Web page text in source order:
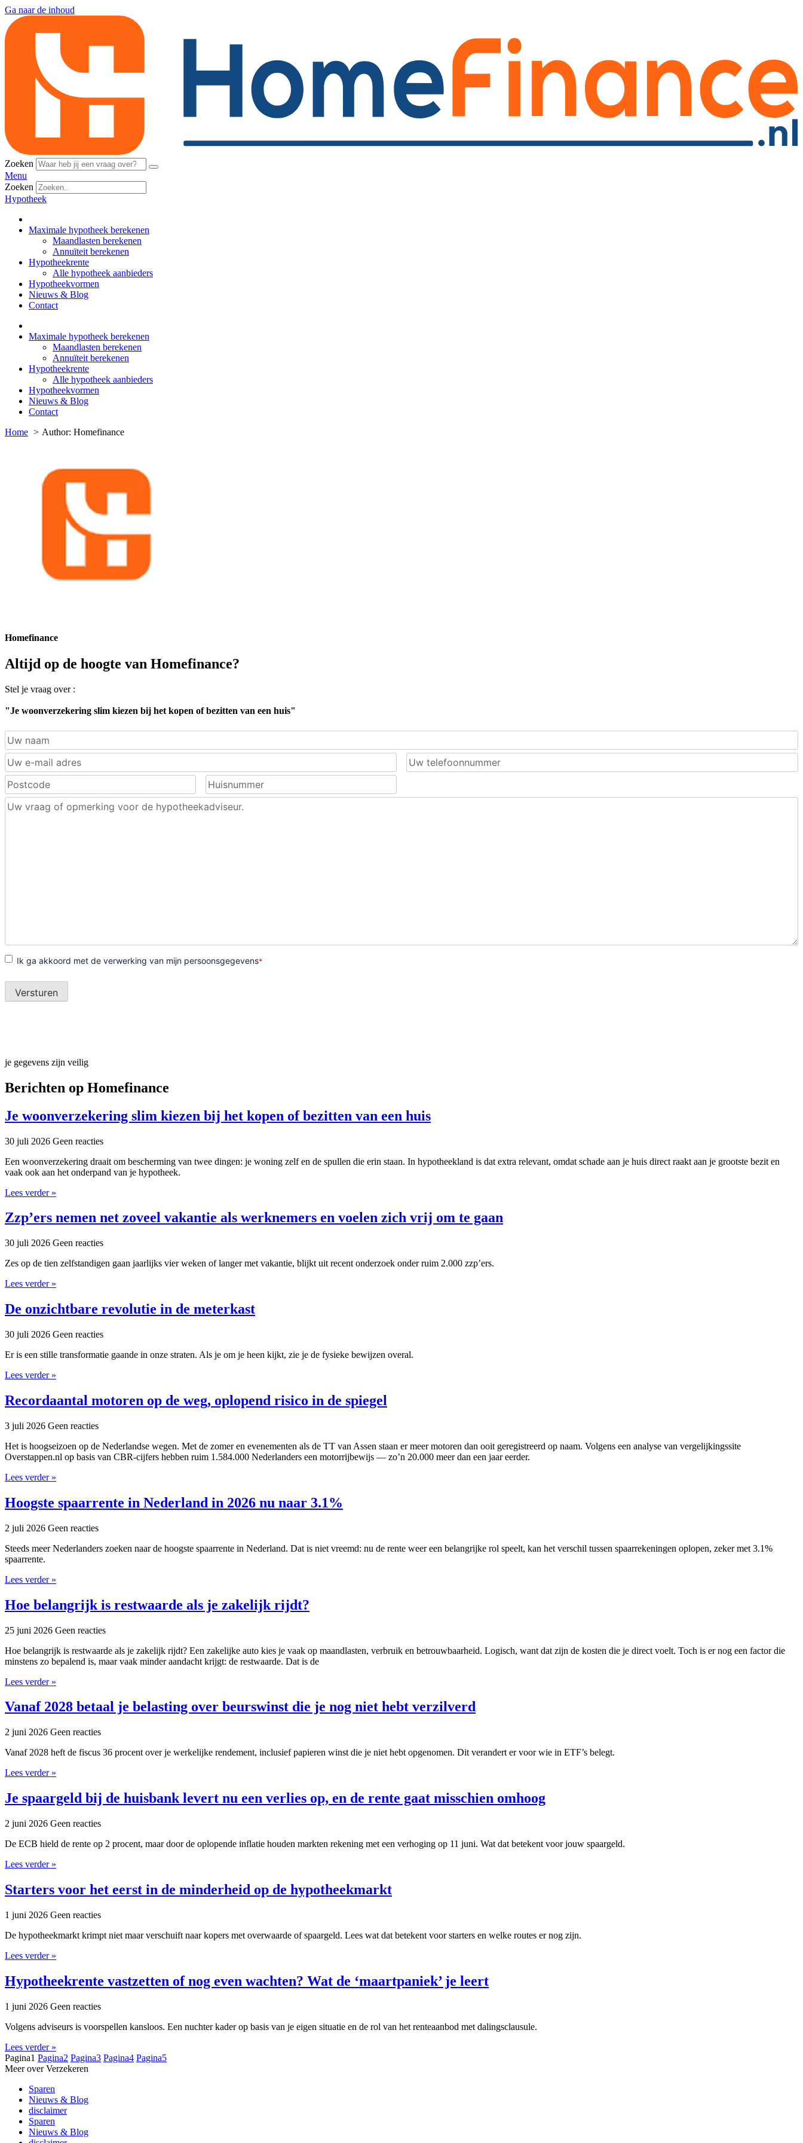
Ga naar de inhoud
Zoeken
Menu
Zoeken
Hypotheek
Maximale hypotheek berekenen
Maandlasten berekenen
Annuïteit berekenen
Hypotheekrente
Alle hypotheek aanbieders
Hypotheekvormen
Nieuws & Blog
Contact
Maximale hypotheek berekenen
Maandlasten berekenen
Annuïteit berekenen
Hypotheekrente
Alle hypotheek aanbieders
Hypotheekvormen
Nieuws & Blog
Contact
Home
Author: Homefinance
Homefinance
Altijd op de hoogte van Homefinance?
Stel je vraag over :
"Je woonverzekering slim kiezen bij het kopen of bezitten van een huis"
je gegevens zijn veilig
Berichten op Homefinance
Je woonverzekering slim kiezen bij het kopen of bezitten van een huis
30 juli 2026 Geen reacties
Een woonverzekering draait om bescherming van twee dingen: je woning zelf en de spullen die erin staan. In hypotheekland is dat extra relevant, omdat schade aan je huis direct raakt aan je grootste bezit en
vaak ook aan het onderpand van je hypotheek.
Lees verder »
Zzp’ers nemen net zoveel vakantie als werknemers en voelen zich vrij om te gaan
30 juli 2026 Geen reacties
Zes op de tien zelfstandigen gaan jaarlijks vier weken of langer met vakantie, blijkt uit recent onderzoek onder ruim 2.000 zzp’ers.
Lees verder »
De onzichtbare revolutie in de meterkast
30 juli 2026 Geen reacties
Er is een stille transformatie gaande in onze straten. Als je om je heen kijkt, zie je de fysieke bewijzen overal.
Lees verder »
Recordaantal motoren op de weg, oplopend risico in de spiegel
3 juli 2026 Geen reacties
Het is hoogseizoen op de Nederlandse wegen. Met de zomer en evenementen als de TT van Assen staan er meer motoren dan ooit geregistreerd op naam. Volgens een analyse van vergelijkingssite
Overstappen.nl op basis van CBR-cijfers hebben ruim 1.584.000 Nederlanders een motorrijbewijs — zo’n 20.000 meer dan een jaar eerder.
Lees verder »
Hoogste spaarrente in Nederland in 2026 nu naar 3.1%
2 juli 2026 Geen reacties
Steeds meer Nederlanders zoeken naar de hoogste spaarrente in Nederland. Dat is niet vreemd: nu de rente weer een belangrijke rol speelt, kan het verschil tussen spaarrekeningen oplopen, zeker met 3.1%
spaarrente.
Lees verder »
Hoe belangrijk is restwaarde als je zakelijk rijdt?
25 juni 2026 Geen reacties
Hoe belangrijk is restwaarde als je zakelijk rijdt? Een zakelijke auto kies je vaak op maandlasten, verbruik en betrouwbaarheid. Logisch, want dat zijn de kosten die je direct voelt. Toch is er nog een factor die
minstens zo bepalend is, maar vaak minder aandacht krijgt: de restwaarde. Dat is de
Lees verder »
Vanaf 2028 betaal je belasting over beurswinst die je nog niet hebt verzilverd
2 juni 2026 Geen reacties
Vanaf 2028 heft de fiscus 36 procent over je werkelijke rendement, inclusief papieren winst die je niet hebt opgenomen. Dit verandert er voor wie in ETF’s belegt.
Lees verder »
Je spaargeld bij de huisbank levert nu een verlies op, en de rente gaat misschien omhoog
2 juni 2026 Geen reacties
De ECB hield de rente op 2 procent, maar door de oplopende inflatie houden markten rekening met een verhoging op 11 juni. Wat dat betekent voor jouw spaargeld.
Lees verder »
Starters voor het eerst in de minderheid op de hypotheekmarkt
1 juni 2026 Geen reacties
De hypotheekmarkt krimpt niet maar verschuift naar kopers met overwaarde of spaargeld. Lees wat dat betekent voor starters en welke routes er nog zijn.
Lees verder »
Hypotheekrente vastzetten of nog even wachten? Wat de ‘maartpaniek’ je leert
1 juni 2026 Geen reacties
Volgens adviseurs is voorspellen kansloos. Een nuchter kader op basis van je eigen situatie en de rol van het renteaanbod met dalingsclausule.
Lees verder »
Pagina1 Pagina2 Pagina3 Pagina4 Pagina5
Meer over Verzekeren
Sparen
Nieuws & Blog
disclaimer
Sparen
Nieuws & Blog